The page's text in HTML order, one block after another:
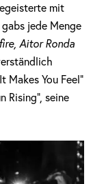
mit
jede Menge
Aitor Ronda
Makes You Feel“
Rising“, seine